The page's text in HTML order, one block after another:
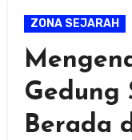
ZONA SEJARAH
Gedung
Berada